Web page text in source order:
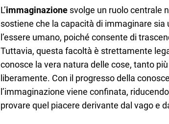
L’immaginazione svolge un ruolo centrale
sostiene che la capacità di immaginare
l’essere umano, poiché consente di
Tuttavia, questa facoltà è strettamente
conosce la vera natura delle cose, tanto
liberamente. Con il progresso della
l’immaginazione viene confinata,
provare quel piacere derivante dal vago e